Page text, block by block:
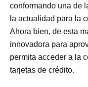
conformando una de
la actualidad para la
Ahora bien, de esta
innovadora para
permita acceder a la
tarjetas de crédito.